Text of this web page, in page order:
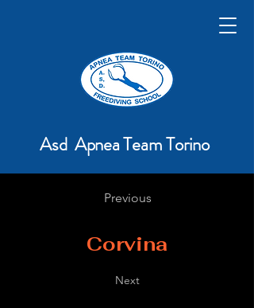
Asd Apnea Team Torino
Previous
Corvina
Next